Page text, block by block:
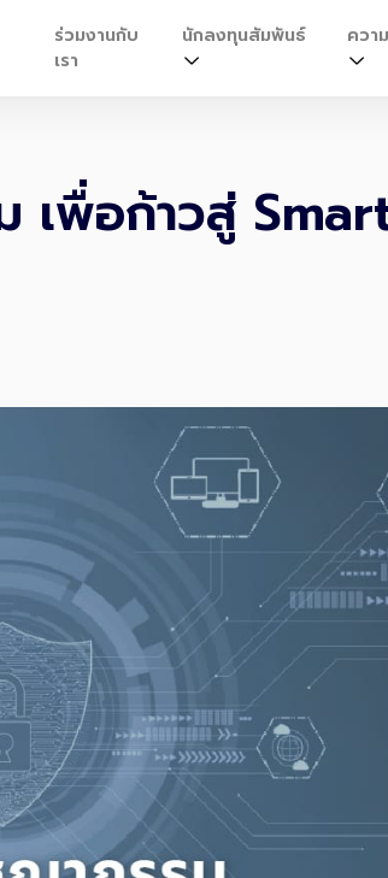
ร่วมงานกับ
เรา
นักลงทุนสัมพันธ์ ควา
เพื่อก้าวสู่